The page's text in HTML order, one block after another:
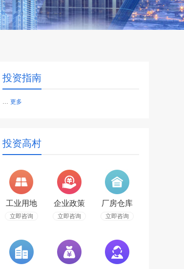
投资指南
更多
投资高村
工业用地
立即咨询
企业政策
立即咨询
厂房仓库
立即咨询